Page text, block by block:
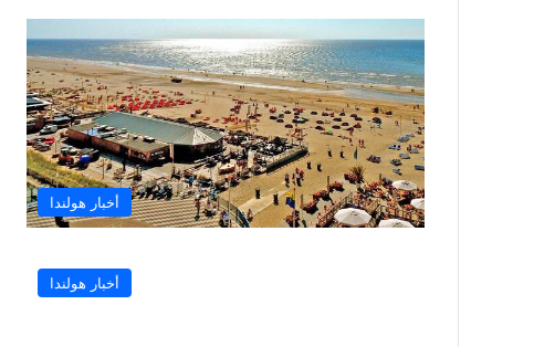
أخبار هولندا
أخبار هولندا